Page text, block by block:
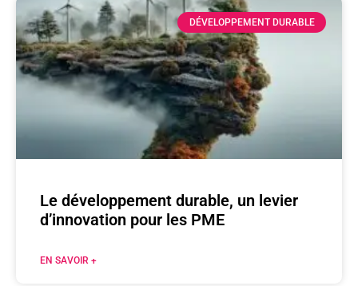
DÉVELOPPEMENT DURABLE
Le développement durable, un levier
d’innovation pour les PME
EN SAVOIR +